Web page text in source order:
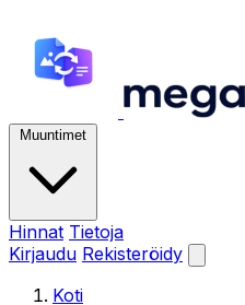
Muuntimet
Hinnat Tietoja
Kirjaudu Rekisteröidy
Koti